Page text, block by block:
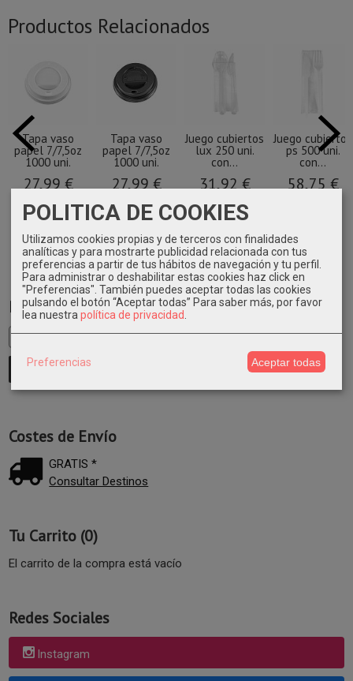
Marcas
Costes de Envío
GRATIS *
Consultar Destinos
Tu Carrito (0)
El carrito de la compra está vacío
Redes Sociales
Instagram
Productos Relacionados
Tapa vaso
papel 7/7,5oz
1000 uni.
27,99 €
Tapa vaso
papel 7/7,5oz
1000 uni.
27,99 €
Juego cubiertos
lux 250 uni.
con...
31,92 €
Juego cubiertos
ps 500 uni.
con...
58,75 €
POLITICA DE COOKIES
Utilizamos cookies propias y de terceros con finalidades
analíticas y para mostrarte publicidad relacionada con tus
preferencias a partir de tus hábitos de navegación y tu perfil.
Para administrar o deshabilitar estas cookies haz click en
"Preferencias". También puedes aceptar todas las cookies
pulsando el botón “Aceptar todas” Para saber más, por favor
lea nuestrapolítica de privacidad.
Preferencias Aceptar todas